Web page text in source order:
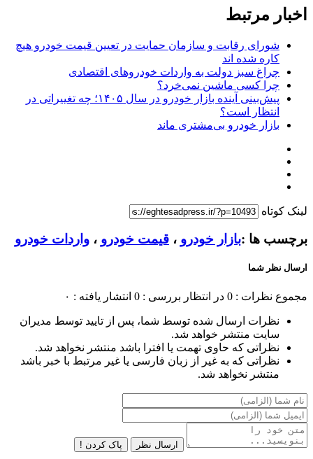
اخبار مرتبط
شورای رقابت و سازمان حمایت در تعیین قیمت خودرو هیچ
کاره شده اند
چراغ سبز دولت به واردات خودروهای اقتصادی
چرا کسی ماشین نمی‌خرد؟
پیش‌بینی آینده بازار خودرو در سال ۱۴۰۵؛ چه تغییراتی در
انتظار است؟
بازار خودرو بی‌مشتری ماند
لینک کوتاه
برچسب ها :بازار خودرو ، قیمت خودرو ، واردات خودرو
ارسال نظر شما
مجموع نظرات : 0 در انتظار بررسی : 0 انتشار یافته : ۰
نظرات ارسال شده توسط شما، پس از تایید توسط مدیران
سایت منتشر خواهد شد.
نظراتی که حاوی تهمت یا افترا باشد منتشر نخواهد شد.
نظراتی که به غیر از زبان فارسی یا غیر مرتبط با خبر باشد
منتشر نخواهد شد.
ارسال نظر پاک کردن !